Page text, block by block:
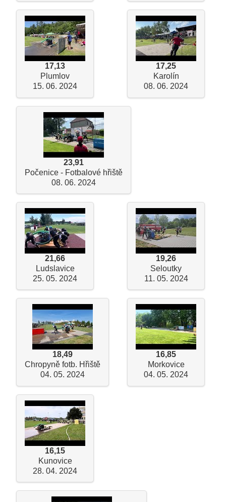
17,13
Plumlov
15. 06. 2024
17,25
Karolín
08. 06. 2024
23,91
Počenice - Fotbalové hřiště
08. 06. 2024
21,66
Ludslavice
25. 05. 2024
19,26
Seloutky
11. 05. 2024
18,49
Chropyně fotb. Hřiště
04. 05. 2024
16,85
Morkovice
04. 05. 2024
16,15
Kunovice
28. 04. 2024